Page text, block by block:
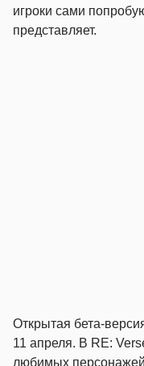
игроки сами
представляет.
Открытая бета-
11 апреля. В RE:
любимых